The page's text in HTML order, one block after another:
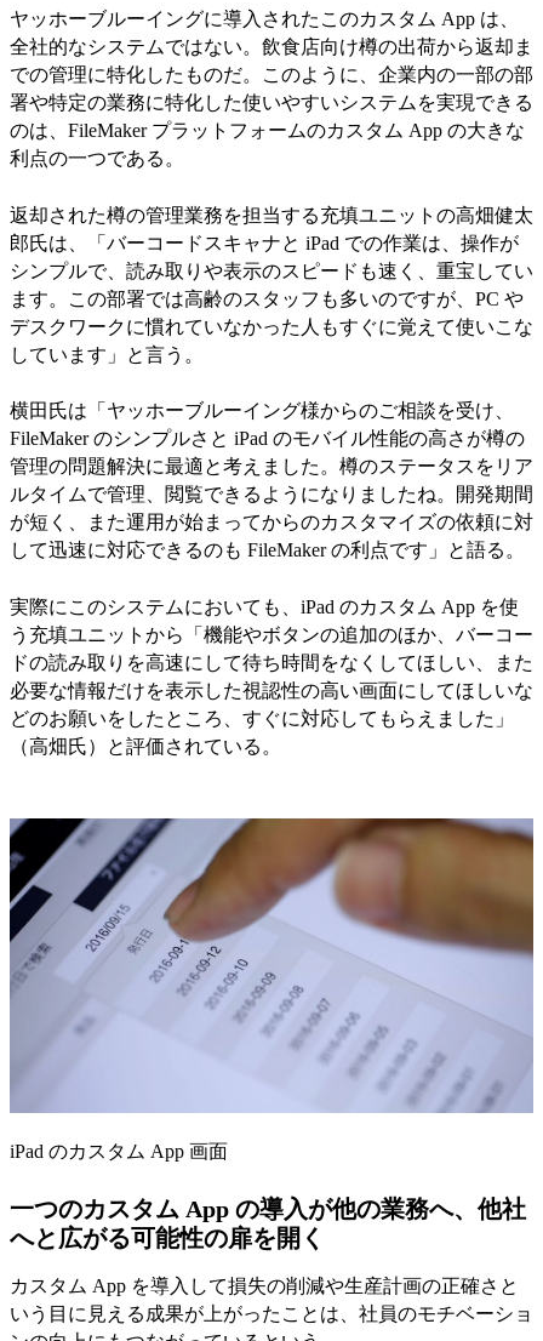
ヤッホーブルーイングに導入されたこのカスタム App は、
全社的なシステムではない。飲食店向け樽の出荷から返却ま
での管理に特化したものだ。このように、企業内の一部の部
署や特定の業務に特化した使いやすいシステムを実現できる
のは、FileMaker プラットフォームのカスタム App の大きな
利点の一つである。
返却された樽の管理業務を担当する充填ユニットの高畑健太
郎氏は、「バーコードスキャナと iPad での作業は、操作が
シンプルで、読み取りや表示のスピードも速く、重宝してい
ます。この部署では高齢のスタッフも多いのですが、PC や
デスクワークに慣れていなかった人もすぐに覚えて使いこな
しています」と言う。
横田氏は「ヤッホーブルーイング様からのご相談を受け、
FileMaker のシンプルさと iPad のモバイル性能の高さが樽の
管理の問題解決に最適と考えました。樽のステータスをリア
ルタイムで管理、閲覧できるようになりましたね。開発期間
が短く、また運用が始まってからのカスタマイズの依頼に対
して迅速に対応できるのも FileMaker の利点です」と語る。
実際にこのシステムにおいても、iPad のカスタム App を使
う充填ユニットから「機能やボタンの追加のほか、バーコー
ドの読み取りを高速にして待ち時間をなくしてほしい、また
必要な情報だけを表示した視認性の高い画面にしてほしいな
どのお願いをしたところ、すぐに対応してもらえました」
（高畑氏）と評価されている。
iPad のカスタム App 画面
一つのカスタム App の導入が他の業務へ、他社
へと広がる可能性の扉を開く
カスタム App を導入して損失の削減や生産計画の正確さと
いう目に見える成果が上がったことは、社員のモチベーショ